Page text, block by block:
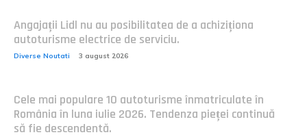
Angajații Lidl nu au posibilitatea de a achiziționa
autoturisme electrice de serviciu.
Diverse Noutati 3 august 2026
Cele mai populare 10 autoturisme înmatriculate în
România în luna iulie 2026. Tendenza pieței continuă
să fie descendentă.